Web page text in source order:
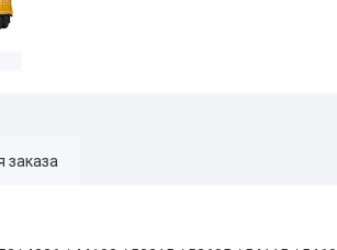
заказа